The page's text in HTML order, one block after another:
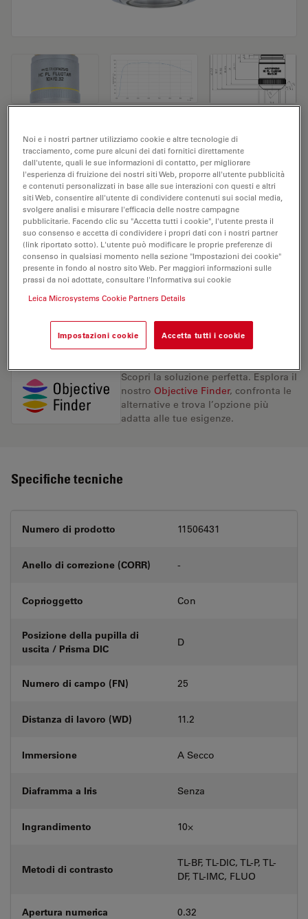
Obiettivo del microscopio HC PL FLUOTAR
10x/0,32
N. prodotto 11506431
L'obiettivo HC PL FLUOTAR 10x/0,32 ha un
ingrandimento di 10X e un'apertura numerica di 0,32
mm. Adatto per l'analisi dei campioni a secco, è
provvisto di filettatura M25, con una distanza di lavoro
libera di 11,2 mm e un FN pari a 25.
RICHIESTA DI PREVENTIVO
Scopri la soluzione perfetta. Esplora il
nostro Objective Finder, confronta le
alternative e trova l’opzione più
adatta alle tue esigenze.
Specifiche tecniche
Numero di prodotto 11506431
Anello di correzione (CORR) -
Coprioggetto Con
Posizione della pupilla di
uscita / Prisma DIC
D
Numero di campo (FN) 25
Distanza di lavoro (WD) 11.2
Immersione A Secco
Diaframma a Iris Senza
Ingrandimento 10⨉
Metodi di contrasto
TL-BF, TL-DIC, TL-P, TL-
DF, TL-IMC, FLUO
Apertura numerica 0.32
Noi e i nostri partner utilizziamo cookie e altre tecnologie di
tracciamento, come pure alcuni dei dati fornitici direttamente
dall'utente, quali le sue informazioni di contatto, per migliorare
l'esperienza di fruizione dei nostri siti Web, proporre all'utente pubblicità
e contenuti personalizzati in base alle sue interazioni con questi e altri
siti Web, consentire all'utente di condividere contenuti sui social media,
svolgere analisi e misurare l'efficacia delle nostre campagne
pubblicitarie. Facendo clic su "Accetta tutti i cookie", l'utente presta il
suo consenso e accetta di condividere i propri dati con i nostri partner
(link riportato sotto). L'utente può modificare le proprie preferenze di
consenso in qualsiasi momento nella sezione "Impostazioni dei cookie"
presente in fondo al nostro sito Web. Per maggiori informazioni sulle
prassi da noi adottate, consultare l'Informativa sui cookie
Leica Microsystems Cookie Partners Details
Impostazioni cookie Accetta tutti i cookie